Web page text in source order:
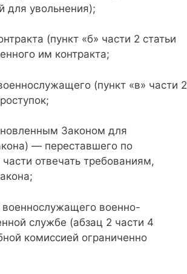
для увольнения);
(пункт «б» части 2 статьи
им контракта;
(пункт «в» части 2
Законом для
— переставшего по
отвечать требованиям,
военно-
службе (абзац 2 части 4
комиссией ограниченно